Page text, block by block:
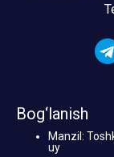
Bog‘lanish
Manzil:
uy